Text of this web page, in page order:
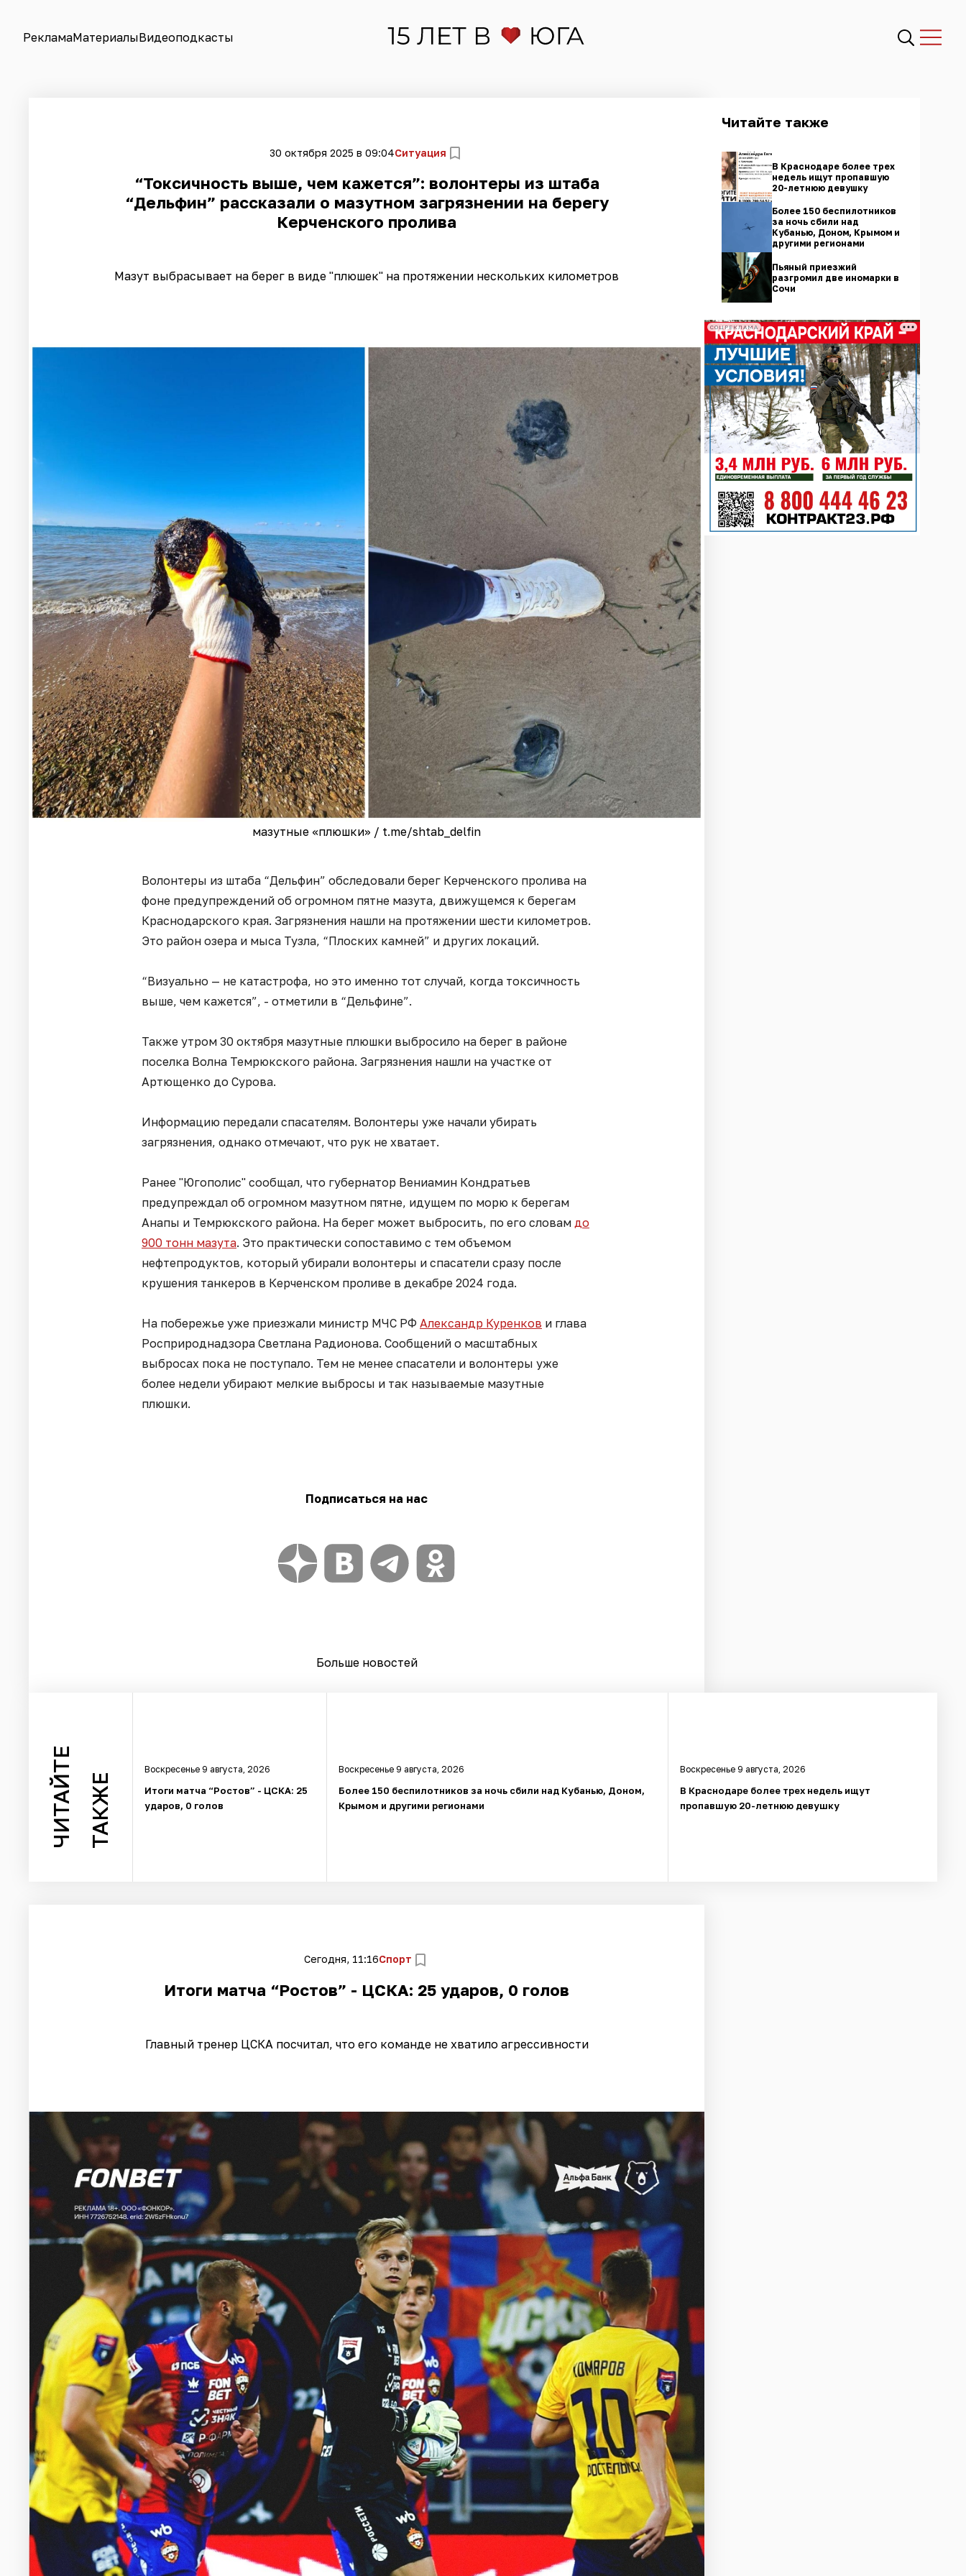
РекламаМатериалыВидеоподкасты
30 октября 2025 в 09:04Ситуация
“Токсичность выше, чем кажется”: волонтеры из штаба
“Дельфин” рассказали о мазутном загрязнении на берегу
Керченского пролива
Мазут выбрасывает на берег в виде "плюшек" на протяжении нескольких километров
мазутные «плюшки» / t.me/shtab_delfin
Волонтеры из штаба “Дельфин” обследовали берег Керченского пролива на
фоне предупреждений об огромном пятне мазута, движущемся к берегам
Краснодарского края. Загрязнения нашли на протяжении шести километров.
Это район озера и мыса Тузла, “Плоских камней” и других локаций.
“Визуально — не катастрофа, но это именно тот случай, когда токсичность
выше, чем кажется”, - отметили в “Дельфине”.
Также утром 30 октября мазутные плюшки выбросило на берег в районе
поселка Волна Темрюкского района. Загрязнения нашли на участке от
Артющенко до Сурова.
Информацию передали спасателям. Волонтеры уже начали убирать
загрязнения, однако отмечают, что рук не хватает.
Ранее "Югополис" сообщал, что губернатор Вениамин Кондратьев
предупреждал об огромном мазутном пятне, идущем по морю к берегам
Анапы и Темрюкского района. На берег может выбросить, по его словам до
900 тонн мазута. Это практически сопоставимо с тем объемом
нефтепродуктов, который убирали волонтеры и спасатели сразу после
крушения танкеров в Керченском проливе в декабре 2024 года.
На побережье уже приезжали министр МЧС РФ Александр Куренков и глава
Росприроднадзора Светлана Радионова. Сообщений о масштабных
выбросах пока не поступало. Тем не менее спасатели и волонтеры уже
более недели убирают мелкие выбросы и так называемые мазутные
плюшки.
Подписаться на нас
Больше новостей
Читайте также
В Краснодаре более трех
недель ищут пропавшую
20-летнюю девушку
Более 150 беспилотников
за ночь сбили над
Кубанью, Доном, Крымом и
другими регионами
Пьяный приезжий
разгромил две иномарки в
Сочи
СОЦРЕКЛАМА
ЧИТАЙТЕ ТАКЖЕ
Воскресенье 9 августа, 2026
Итоги матча “Ростов” - ЦСКА: 25
ударов, 0 голов
Воскресенье 9 августа, 2026
Более 150 беспилотников за ночь сбили над Кубанью, Доном,
Крымом и другими регионами
Воскресенье 9 августа, 2026
В Краснодаре более трех недель ищут
пропавшую 20-летнюю девушку
Сегодня, 11:16Спорт
Итоги матча “Ростов” - ЦСКА: 25 ударов, 0 голов
Главный тренер ЦСКА посчитал, что его команде не хватило агрессивности